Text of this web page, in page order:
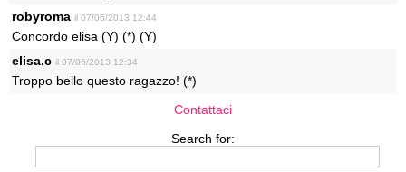
robyroma il 07/06/2013 12:44
Concordo elisa (Y) (*) (Y)
elisa.c il 07/06/2013 12:34
Troppo bello questo ragazzo! (*)
Contattaci
Search for: